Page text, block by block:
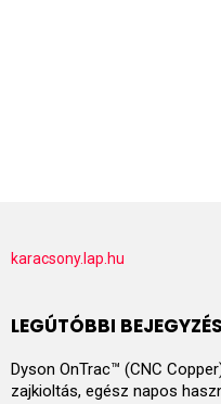
karacsony.lap.hu
LEGÚTÓBBI
Dyson OnTrac™ (CNC
zajkioltás, egész napos